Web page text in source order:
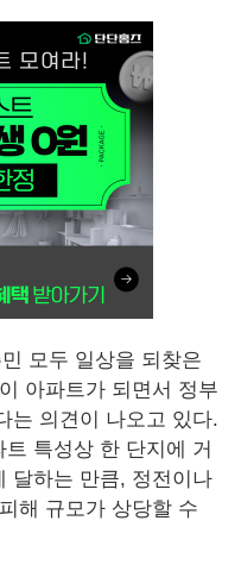
모두 일상을 되찾은
아파트가 되면서 정부
는 의견이 나오고 있다.
특성상 한 단지에 거
달하는 만큼, 정전이나
해 규모가 상당할 수